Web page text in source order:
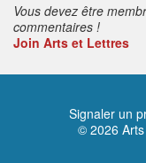
Vous devez être
commentaires !
Join Arts et Lettres
Signaler un
© 2026